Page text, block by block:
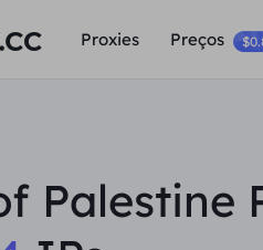
Proxies Preços
Palestine